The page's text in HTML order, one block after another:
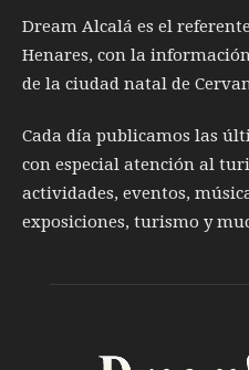
Dream Alcalá es el
Henares, con la
de la ciudad natal de
Cada día publicamos las
con especial atención al
actividades, eventos,
exposiciones, turismo y